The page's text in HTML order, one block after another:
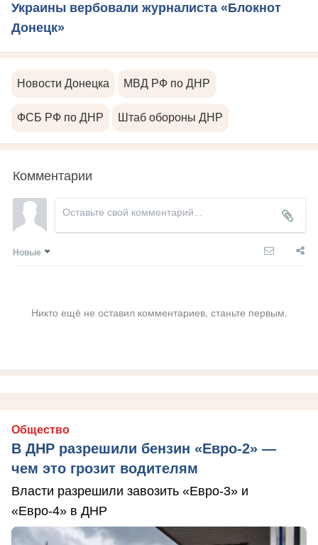
Украины вербовали журналиста «Блокнот
Донецк»
Новости Донецка МВД РФ по ДНР
ФСБ РФ по ДНР Штаб обороны ДНР
Комментарии
Новые
Никто ещё не оставил комментариев, станьте первым.
Общество
В ДНР разрешили бензин «Евро-2» —
чем это грозит водителям
Власти разрешили завозить «Евро-3» и
«Евро-4» в ДНР